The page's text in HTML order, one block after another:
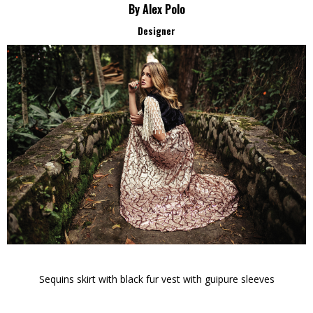
By Alex Polo
Designer
Sequins skirt with black fur vest with guipure sleeves